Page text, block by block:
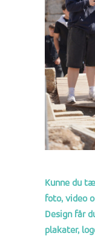
Kunne du
foto, video
Design får
plakater,